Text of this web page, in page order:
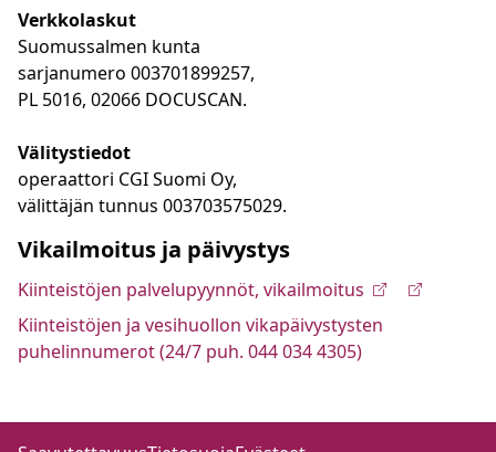
Verkkolaskut
Suomussalmen kunta
sarjanumero 003701899257,
PL 5016, 02066 DOCUSCAN.
Välitystiedot
operaattori CGI Suomi Oy,
välittäjän tunnus 003703575029.
Vikailmoitus ja päivystys
Kiinteistöjen palvelupyynnöt, vikailmoitus
Kiinteistöjen ja vesihuollon vikapäivystysten
puhelinnumerot (24/7 puh. 044 034 4305)